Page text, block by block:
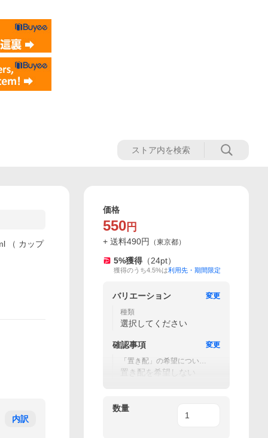
（ カップ
内訳
価格
550 円
+ 送料490円 （東京都）
5%獲得 （24pt）
獲得のうち4.5%は利用先・期間限定
バリエーション
変更
種類
選択してください
確認事項
変更
「置き配」の希望につい
て ※詳細はガイドをご確認
置き配を希望しない
数量